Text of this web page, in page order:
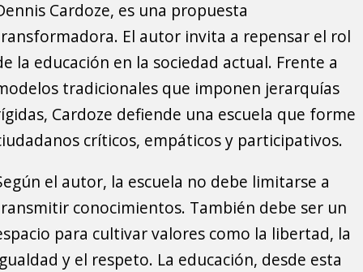
Cardoze, es una propuesta
El autor invita a repensar el rol
la educación en la sociedad actual. Frente a
tradicionales que imponen jerarquías
Cardoze defiende una escuela que forme
críticos, empáticos y participativos.
el autor, la escuela no debe limitarse a
conocimientos. También debe ser un
para cultivar valores como la libertad, la
y el respeto. La educación, desde esta